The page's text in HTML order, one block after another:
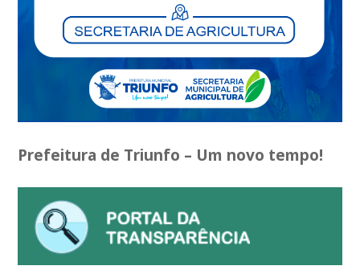
Prefeitura de Triunfo – Um novo tempo!